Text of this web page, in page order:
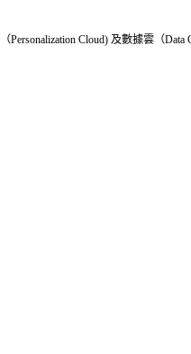
Cloud) 及數據雲（